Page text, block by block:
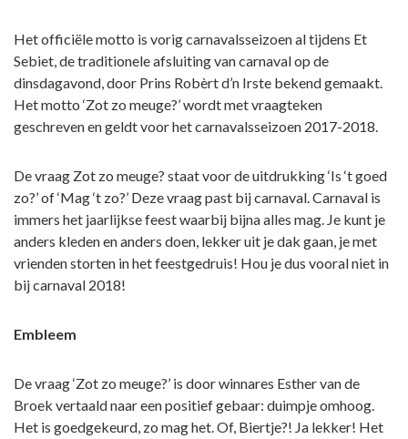
Het officiële motto is vorig carnavalsseizoen al tijdens Et
Sebiet, de traditionele afsluiting van carnaval op de
dinsdagavond, door Prins Robèrt d’n Irste bekend gemaakt.
Het motto ‘Zot zo meuge?’ wordt met vraagteken
geschreven en geldt voor het carnavalsseizoen 2017-2018.
De vraag Zot zo meuge? staat voor de uitdrukking ‘Is ‘t goed
zo?’ of ‘Mag ‘t zo?’ Deze vraag past bij carnaval. Carnaval is
immers het jaarlijkse feest waarbij bijna alles mag. Je kunt je
anders kleden en anders doen, lekker uit je dak gaan, je met
vrienden storten in het feestgedruis! Hou je dus vooral niet in
bij carnaval 2018!
Embleem
De vraag ‘Zot zo meuge?’ is door winnares Esther van de
Broek vertaald naar een positief gebaar: duimpje omhoog.
Het is goedgekeurd, zo mag het. Of, Biertje?! Ja lekker! Het